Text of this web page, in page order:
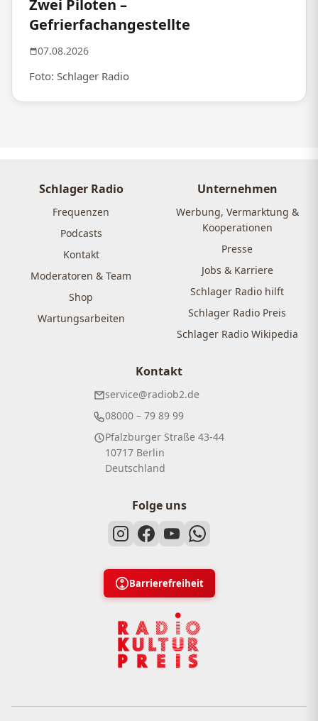
Zwei Piloten –
Gefrierfachangestellte
07.08.2026
Foto: Schlager Radio
Schlager Radio
Frequenzen
Podcasts
Kontakt
Moderatoren & Team
Shop
Wartungsarbeiten
Unternehmen
Werbung, Vermarktung &
Kooperationen
Presse
Jobs & Karriere
Schlager Radio hilft
Schlager Radio Preis
Schlager Radio Wikipedia
Kontakt
service@radiob2.de
08000 – 79 89 99
Pfalzburger Straße 43-44
10717 Berlin
Deutschland
Folge uns
Barrierefreiheit